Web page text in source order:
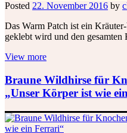
Posted 22. November 2016 by
Das Warm Patch ist ein
geklebt wird und den gesamten
View more
Braune Wildhirse für
„Unser Körper ist wie